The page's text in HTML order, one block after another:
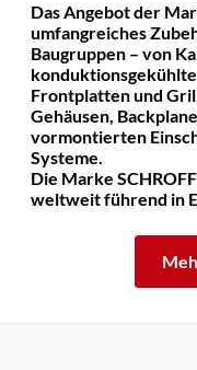
Das Angebot der
umfangreiches
Baugruppen – von
Frontplatten und
Gehäusen,
vormontierten
Systeme.
Die Marke
weltweit führend in